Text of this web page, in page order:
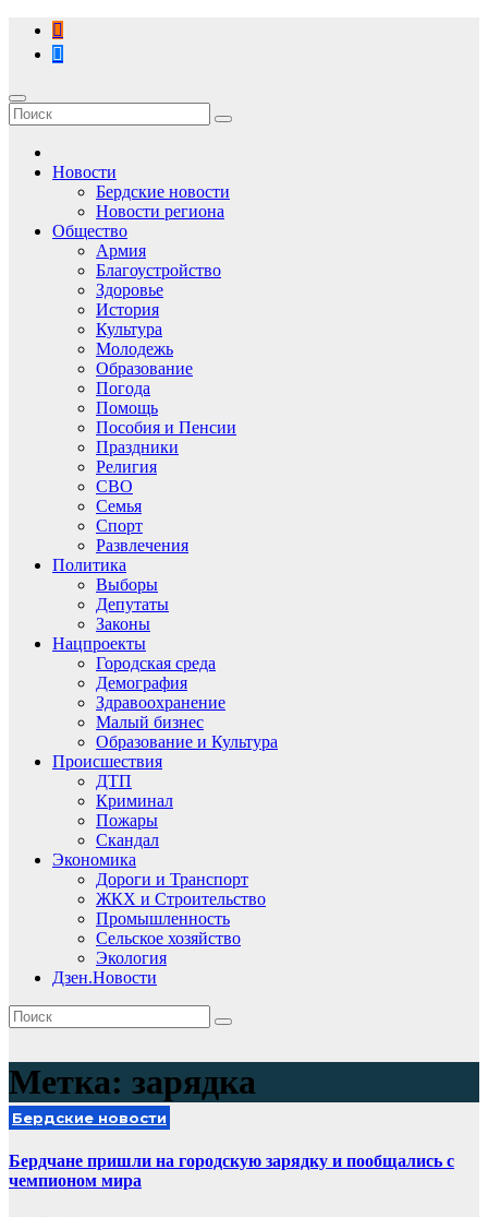
Перейти
содержимому
Новости
Бердские новости
Новости региона
Общество
Армия
Благоустройство
Здоровье
История
Культура
Молодежь
Образование
Погода
Помощь
Пособия и Пенсии
Праздники
Религия
СВО
Семья
Спорт
Развлечения
Политика
Выборы
Депутаты
Законы
Нацпроекты
Городская среда
Демография
Здравоохранение
Малый бизнес
Образование и Культура
Происшествия
ДТП
Криминал
Пожары
Скандал
Экономика
Дороги и Транспорт
ЖКХ и Строительство
Промышленность
Сельское хозяйство
Экология
Дзен.Новости
Метка: зарядка
Бердские новости
Бердчане пришли на городскую зарядку и пообщались с
чемпионом мира